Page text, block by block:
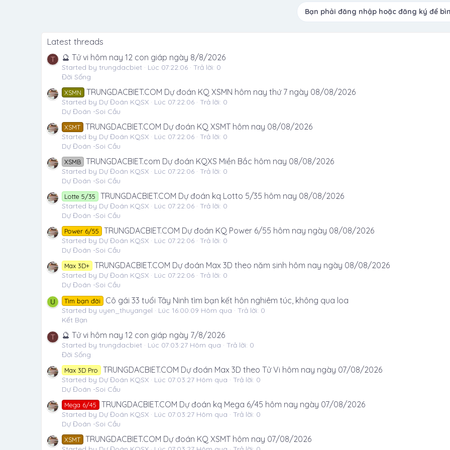
Bạn phải đăng nhập hoặc đăng ký để
Latest threads
T 🔮 Tử vi hôm nay 12 con giáp ngày 8/8/2026
Started by trungdacbiet Lúc 07:22:06
Trả lời: 0
Đời Sống
XSMN TRUNGDACBIET.COM Dự đoán KQ XSMN hôm nay thứ 7 ngày 08/08/2026
Started by Dự Đoán KQSX Lúc 07:22:06
Trả lời: 0
Dự Đoán -Soi Cầu
XSMT TRUNGDACBIET.COM Dự đoán KQ XSMT hôm nay 08/08/2026
Started by Dự Đoán KQSX Lúc 07:22:06
Trả lời: 0
Dự Đoán -Soi Cầu
XSMB TRUNGDACBIET.com Dự đoán KQXS Miền Bắc hôm nay 08/08/2026
Started by Dự Đoán KQSX Lúc 07:22:06
Trả lời: 0
Dự Đoán -Soi Cầu
Lotte 5/35 TRUNGDACBIET.COM Dự đoán kq Lotto 5/35 hôm nay 08/08/2026
Started by Dự Đoán KQSX Lúc 07:22:06
Trả lời: 0
Dự Đoán -Soi Cầu
Power 6/55 TRUNGDACBIET.COM Dự đoán KQ Power 6/55 hôm nay ngày 08/08/2026
Started by Dự Đoán KQSX Lúc 07:22:06
Trả lời: 0
Dự Đoán -Soi Cầu
Max 3D+ TRUNGDACBIET.COM Dự đoán Max 3D theo năm sinh hôm nay ngày 08/08/2026
Started by Dự Đoán KQSX Lúc 07:22:06
Trả lời: 0
Dự Đoán -Soi Cầu
U Tìm bạn đời Cô gái 33 tuổi Tây Ninh tìm bạn kết hôn nghiêm túc, không qua loa
Started by uyen_thuyangel Lúc 16:00:09 Hôm qua
Trả lời: 0
Kết Bạn
T 🔮 Tử vi hôm nay 12 con giáp ngày 7/8/2026
Started by trungdacbiet Lúc 07:03:27 Hôm qua
Trả lời: 0
Đời Sống
Max 3D Pro TRUNGDACBIET.COM Dự đoán Max 3D theo Tử Vi hôm nay ngày 07/08/2026
Started by Dự Đoán KQSX Lúc 07:03:27 Hôm qua
Trả lời: 0
Dự Đoán -Soi Cầu
Mega 6/45 TRUNGDACBIET.COM Dự đoán kq Mega 6/45 hôm nay ngày 07/08/2026
Started by Dự Đoán KQSX Lúc 07:03:27 Hôm qua
Trả lời: 0
Dự Đoán -Soi Cầu
XSMT TRUNGDACBIET.COM Dự đoán KQ XSMT hôm nay 07/08/2026